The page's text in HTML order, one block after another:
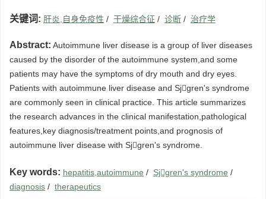
关键词: 肝炎,自身免疫性 / 干燥综合征 / 诊断 / 治疗学
Abstract: Autoimmune liver disease is a group of liver diseases
caused by the disorder of the autoimmune system,and some
patients may have the symptoms of dry mouth and dry eyes.
Patients with autoimmune liver disease and Sjgren's syndrome
are commonly seen in clinical practice. This article summarizes
the research advances in the clinical manifestation,pathological
features,key diagnosis/treatment points,and prognosis of
autoimmune liver disease with Sjgren's syndrome.
Key words: hepatitis,autoimmune / Sjgren's syndrome /
diagnosis / therapeutics